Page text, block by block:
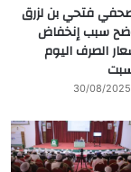
فتحي بن لزرق
سبب إنخفاض
الصرف اليوم
30/08/2025